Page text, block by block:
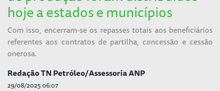
hoje a estados e municípios
Com isso, encerram-se os repasses totais aos beneficiários
referentes aos contratos de partilha, concessão e cessão
onerosa.
Redação TN Petróleo/Assessoria ANP
29/08/2025 06:07